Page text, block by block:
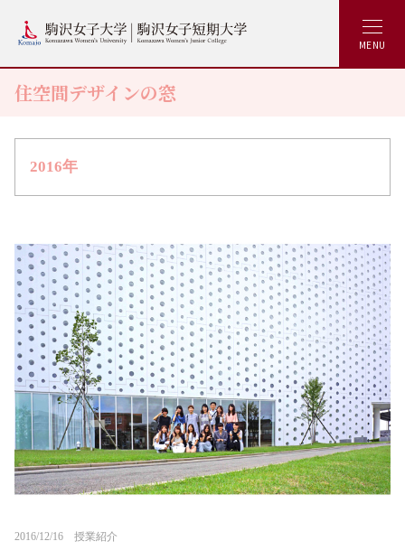
MENU
住空間デザインの窓
2016年
2016/12/16 授業紹介